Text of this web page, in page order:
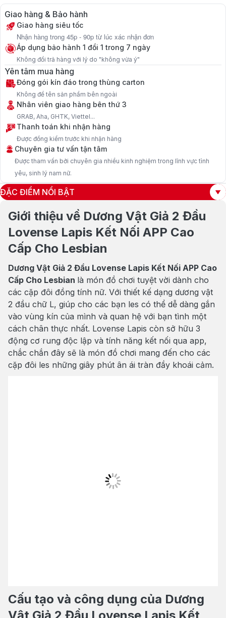
Giao hàng & Bảo hành
Giao hàng siêu tốc
Nhận hàng trong 45p - 90p từ lúc xác nhận đơn
Áp dụng bảo hành 1 đổi 1 trong 7 ngày
Không đổi trả hàng với lý do "không vừa ý"
Yên tâm mua hàng
Đóng gói kín đáo trong thùng carton
Không để tên sản phẩm bên ngoài
Nhân viên giao hàng bên thứ 3
GRAB, Aha, GHTK, Viettel...
Thanh toán khi nhận hàng
Được đồng kiểm trước khi nhận hàng
Chuyên gia tư vấn tận tâm
Được tham vấn bởi chuyên gia nhiều kinh nghiệm trong lĩnh vực tình
yêu, sinh lý nam nữ.
ĐẶC ĐIỂM NỔI BẬT
Giới thiệu về Dương Vật Giả 2 Đầu
Lovense Lapis Kết Nối APP Cao
Cấp Cho Lesbian
Dương Vật Giả 2 Đầu Lovense Lapis Kết Nối APP Cao
Cấp Cho Lesbian là món đồ chơi tuyệt vời dành cho
các cặp đôi đồng tính nữ. Với thiết kế dạng dương vật
2 đầu chữ L, giúp cho các bạn les có thể dễ dàng gắn
vào vùng kín của mình và quan hệ với bạn tình một
cách chân thực nhất. Lovense Lapis còn sở hữu 3
động cơ rung độc lập và tính năng kết nối qua app,
chắc chắn đây sẽ là món đồ chơi mang đến cho các
cặp đôi les những giây phút ân ái tràn đầy khoái cảm.
Cấu tạo và công dụng của Dương